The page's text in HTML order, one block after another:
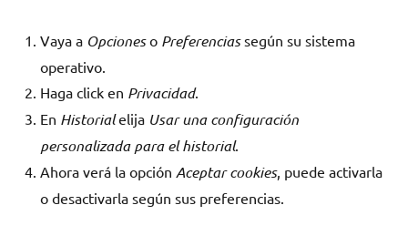
Vaya a Opcioneso Preferenciassegún su sistema
operativo.
Haga click en Privacidad.
En Historialelija Usar una configuración
personalizada para el historial.
Ahora verá la opción Aceptar cookies, puede activarla
o desactivarla según sus preferencias.